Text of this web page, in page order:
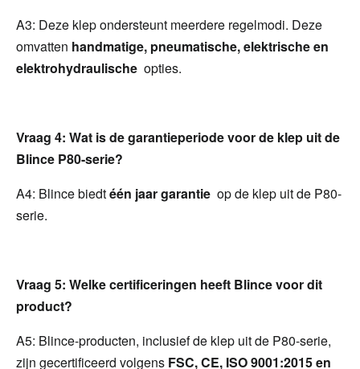
A3: Deze klep ondersteunt meerdere regelmodi. Deze
omvatten handmatige, pneumatische, elektrische en
elektrohydraulische opties.
Vraag 4: Wat is de garantieperiode voor de klep uit de
Blince P80-serie?
A4: Blince biedt één jaar garantie op de klep uit de P80-
serie.
Vraag 5: Welke certificeringen heeft Blince voor dit
product?
A5: Blince-producten, inclusief de klep uit de P80-serie,
zijn gecertificeerd volgens FSC, CE, ISO 9001:2015 en